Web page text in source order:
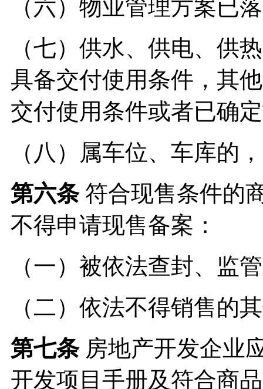
（六）物业管理方案已
（七）供水、供电、供
具备交付使用条件，其
交付使用条件或者已确
（八）属车位、车库的
第六条 符合现售条件的
不得申请现售备案：
（一）被依法查封、监
（二）依法不得销售的
第七条 房地产开发企业
开发项目手册及符合商